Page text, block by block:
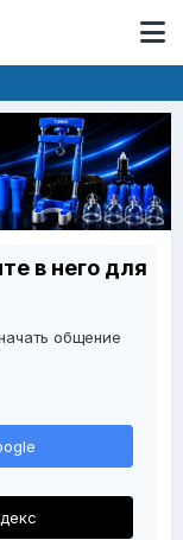
в него для
общение